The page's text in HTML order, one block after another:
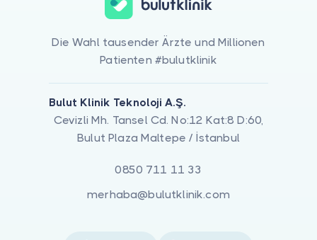
Die Wahl tausender Ärzte und Millionen
Patienten #bulutklinik
Bulut Klinik Teknoloji A.Ş.
Cevizli Mh. Tansel Cd. No:12 Kat:8 D:60,
Bulut Plaza Maltepe / İstanbul
0850 711 11 33
merhaba@bulutklinik.com